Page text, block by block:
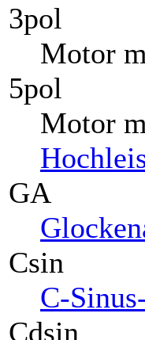
3pol
Motor
5pol
Motor
GA
Csin
C-
Cdsin